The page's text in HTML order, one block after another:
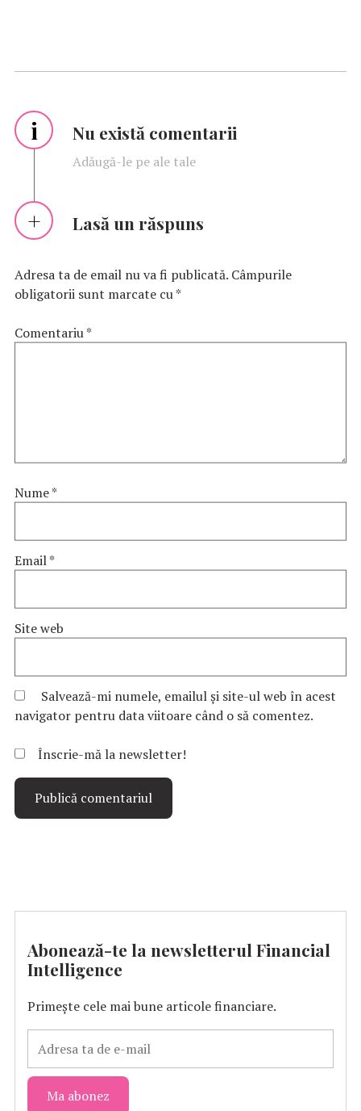
i Nu există comentarii
Adăugă-le pe ale tale
Lasă un răspuns
Adresa ta de email nu va fi publicată. Câmpurile
obligatorii sunt marcate cu*
Comentariu*
Nume*
Email*
Site web
Salvează-mi numele, emailul și site-ul web în acest
navigator pentru data viitoare când o să comentez.
Înscrie-mă la newsletter!
Abonează-te la newsletterul Financial
Intelligence
Primește cele mai bune articole financiare.